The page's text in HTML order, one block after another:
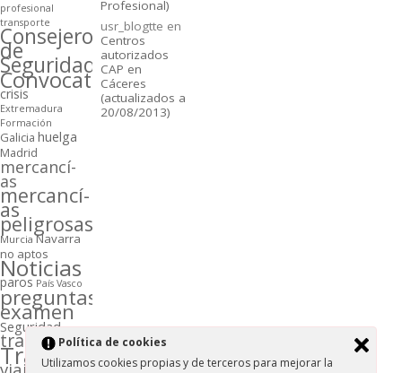
profesional
transporte
Consejeros
de
Seguridad
Convocatorias
crisis
Extremadura
Formación
Galicia huelga
Madrid
mercancí­
as
mercancí­
as
peligrosas
Murcia Navarra
no aptos
Noticias
paros Paí­s Vasco
preguntas
examen
Seguridad
transporte
Transportistas
viajeros
Profesional)
usr_blogtte en
Centros
autorizados
CAP en
Cáceres
(actualizados a
20/08/2013)
Polí­tica de cookies
Utilizamos cookies propias y de terceros para mejorar la